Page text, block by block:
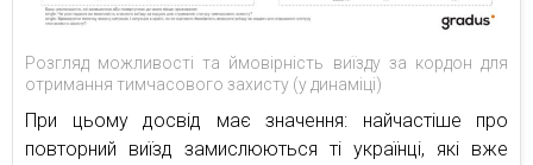
Розгляд можливості та ймовірність виїзду за кордон для
отримання тимчасового захисту (у динаміці)
При цьому досвід має значення: найчастіше про
повторний виїзд замислюються ті українці, які вже